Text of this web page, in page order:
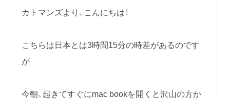
カトマンズより、こんにちは！
こちらは日本とは3時間15分の時差があるのです
が
今朝、起きてすぐにmac bookを開くと沢山の方か